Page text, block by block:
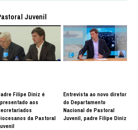
Juvenil
Filipe Diniz é
aos
da Pastoral
Entrevista ao novo diretor
do Departamento
Nacional de Pastoral
Juvenil, padre Filipe Diniz